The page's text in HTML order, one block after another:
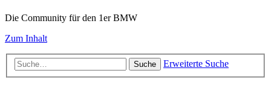
Die Community für den 1er BMW
Zum Inhalt
Suche Erweiterte Suche